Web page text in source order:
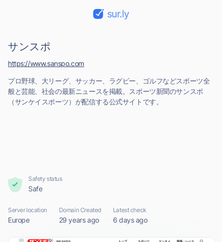
sur.ly
サンスポ
プロ野球、大リーグ、サッカー、ラグビー、ゴルフなどスポーツ全
般と芸能、社会の最新ニュースを掲載。スポーツ新聞のサンスポ
（サンケイスポーツ）が配信する公式サイトです。
https://www.sanspo.com
Safety status
Safe
Server location
Europe
Domain Created
29 years ago
Latest check
6 days ago